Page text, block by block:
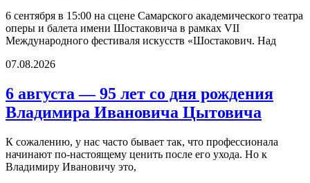
6 сентября в 15:00 на сцене Самарского академического театра
оперы и балета имени Шостаковича в рамках VII
Международного фестиваля искусств «Шостакович. Над
07.08.2026
6 августа — 95 лет со дня рождения
Владимира Ивановича Цытовича
К сожалению, у нас часто бывает так, что профессионала
начинают по-настоящему ценить после его ухода. Но к
Владимиру Ивановичу это,